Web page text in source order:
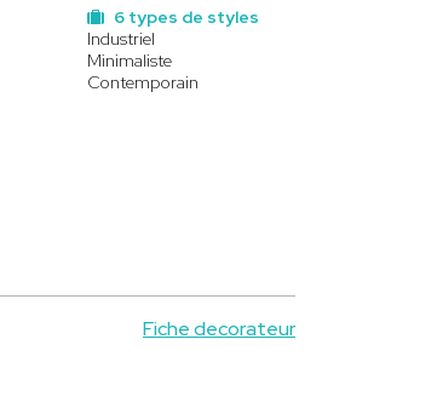
6 types de styles
Industriel
Minimaliste
Contemporain
Fiche decorateur